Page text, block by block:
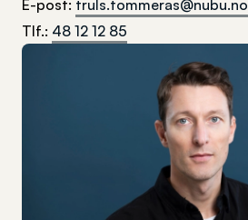
E-post: truls.tommeras@nubu.no
Tlf.: 48 12 12 85